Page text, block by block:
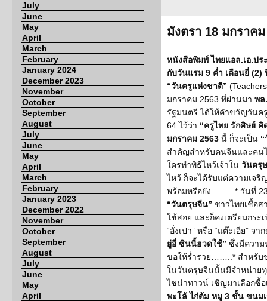
July
June
May
April
March
February
January 2024
December 2023
November
October
September
August
July
June
May
April
March
February
January 2023
December 2022
November
October
September
August
July
June
May
April
มังตรา 18 มกราคม
หนังสือพิมพ์ ไทยแอล.เอ.ปร
กับวันแรม 9 ค่ำ เดือนยี่ (2)
“วันครูแห่งชาติ”
มกราคม 2563 ที่ผ่านมา พล
รัฐมนตรี ได้ให้คําขวัญวันค
64 ไว้ว่า “ครูไทย รักศิษย์
มกราคม 2563 นี้ ก็จะเป็น
สำคัญสำหรับคนจีนและคน
ใครทำพิธีไหว้เจ้าใน วันตรุ
ไหว้ ก็จะได้รับแต่ความเจริ
พร้อมหรือยัง ……..* วันที่
“วันตรุษจีน” ชาวไทยเชื้อส
ใช้สอย และก็คงเตรียมกระ
“อั่งเปา” หรือ “แต๊ะเอีย”
ยู่อี่ ซินนี้ฮวดใช้” ซึ่งมีความ
ขอให้ร่ำรวย……..* สำหรับ
ในวันตรุษจีนนั้นมีจำหน่าย
ไชน่าทาวน์ เชิญมาเลือกซื้
พะโล้ ไก่ต้ม หมู 3 ชั้น ขนม